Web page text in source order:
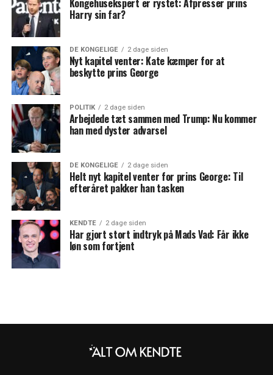
Harry sin far?
DE KONGELIGE 2 dage siden
Nyt kapitel venter: Kate kæmper for at
beskytte prins George
POLITIK 2 dage siden
Arbejdede tæt sammen med Trump: Nu kommer
han med dyster advarsel
DE KONGELIGE 2 dage siden
Helt nyt kapitel venter for prins George: Til
efteråret pakker han tasken
KENDTE 2 dage siden
Har gjort stort indtryk på Mads Vad: Får ikke
løn som fortjent